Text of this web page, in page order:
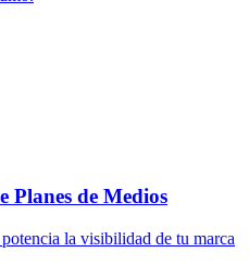
Planes de Medios
la visibilidad de tu marca